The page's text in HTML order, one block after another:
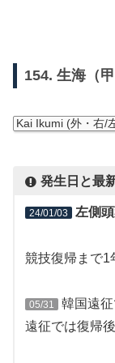
154. 生海（
Kai Ikumi (外・右/
発生日と最
24/01/03 左側
競技復帰まで1
05/31 韓国遠征
遠征では復帰